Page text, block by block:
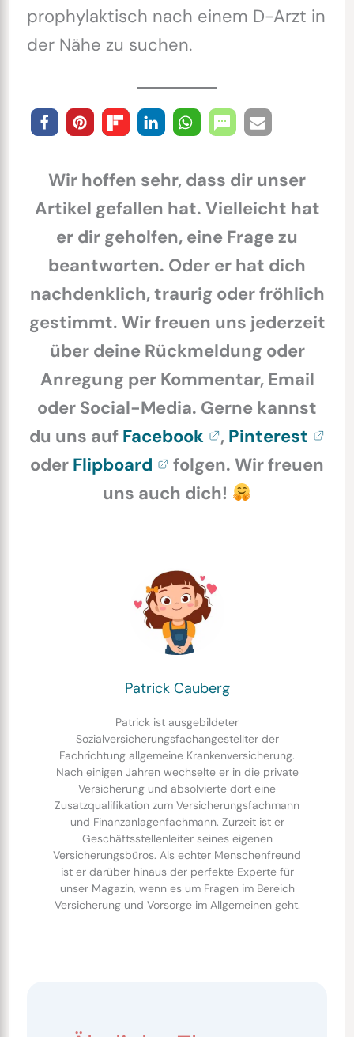
prophylaktisch nach einem D-Arzt in
der Nähe zu suchen.
Wir hoffen sehr, dass dir unser
Artikel gefallen hat. Vielleicht hat
er dir geholfen, eine Frage zu
beantworten. Oder er hat dich
nachdenklich, traurig oder fröhlich
gestimmt. Wir freuen uns jederzeit
über deine Rückmeldung oder
Anregung per Kommentar, Email
oder Social-Media. Gerne kannst
du uns auf Facebook , Pinterest
oder Flipboard
folgen. Wir freuen
uns auch dich!
Patrick Cauberg
Patrick ist ausgebildeter
Sozialversicherungsfachangestellter der
Fachrichtung allgemeine Krankenversicherung.
Nach einigen Jahren wechselte er in die private
Versicherung und absolvierte dort eine
Zusatzqualifikation zum Versicherungsfachmann
und Finanzanlagenfachmann. Zurzeit ist er
Geschäftsstellenleiter seines eigenen
Versicherungsbüros. Als echter Menschenfreund
ist er darüber hinaus der perfekte Experte für
unser Magazin, wenn es um Fragen im Bereich
Versicherung und Vorsorge im Allgemeinen geht.